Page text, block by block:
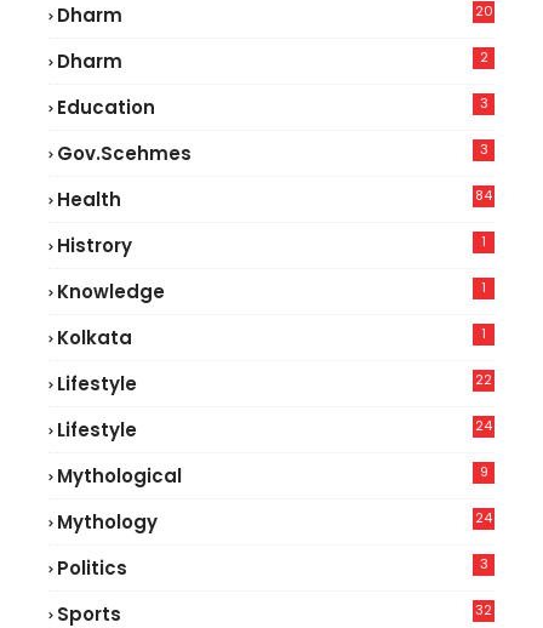
Dharm 20
Dharm 2
Education 3
Gov.scehmes 3
Health
84
Histrory 1
Knowledge 1
Kolkata 1
Lifestyle
22
Lifestyle
24
Mythological 9
Mythology 24
Politics 3
Sports 32